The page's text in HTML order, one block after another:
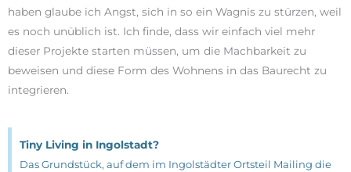
haben glaube ich Angst, sich in so ein Wagnis zu stürzen, weil
es noch unüblich ist. Ich finde, dass wir einfach viel mehr
dieser Projekte starten müssen, um die Machbarkeit zu
beweisen und diese Form des Wohnens in das Baurecht zu
integrieren.
Tiny Living in Ingolstadt?
Das Grundstück, auf dem im Ingolstädter Ortsteil Mailing die